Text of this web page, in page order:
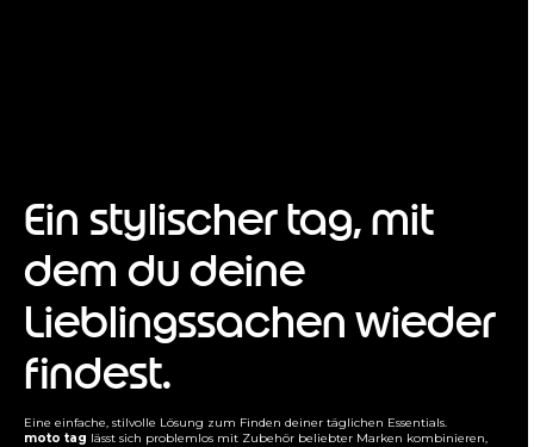
Ein stylischer tag, mit
dem du deine
Lieblingssachen wieder
findest.
Eine einfache, stilvolle Lösung zum Finden deiner täglichen Essentials.
moto tag lässt sich problemlos mit Zubehör beliebter Marken kombinieren,